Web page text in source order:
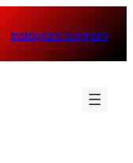
InstagramTelegram